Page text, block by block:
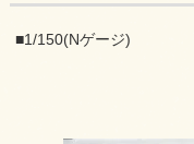
■1/150(Nゲージ)